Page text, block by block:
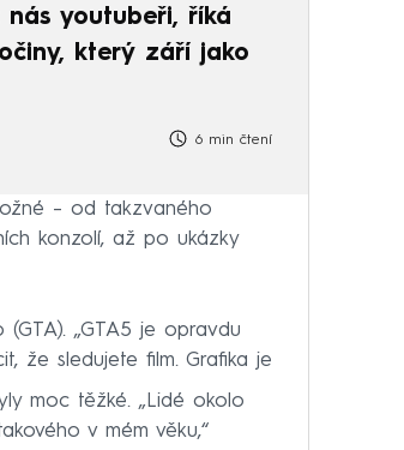
nás youtubeři, říká
který září jako
6 min čtení
– od takzvaného
konzolí, až po ukázky
„GTA5 je opravdu
že sledujete film. Grafika je
moc těžké. „Lidé okolo
v mém věku,“